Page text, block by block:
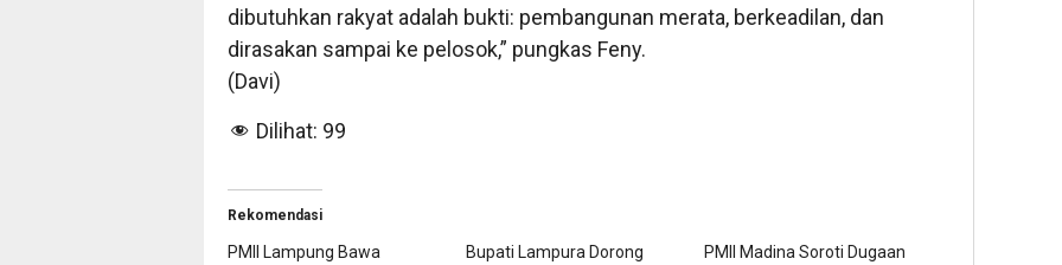
dibutuhkan rakyat adalah bukti: pembangunan merata, berkeadilan, dan
dirasakan sampai ke pelosok,” pungkas Feny.
(Davi)
Dilihat: 99
Rekomendasi
PMII Lampung Bawa
Bupati Lampura Dorong
PMII Madina Soroti Dugaan